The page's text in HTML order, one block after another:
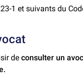
1 et suivants du
deconsulter un